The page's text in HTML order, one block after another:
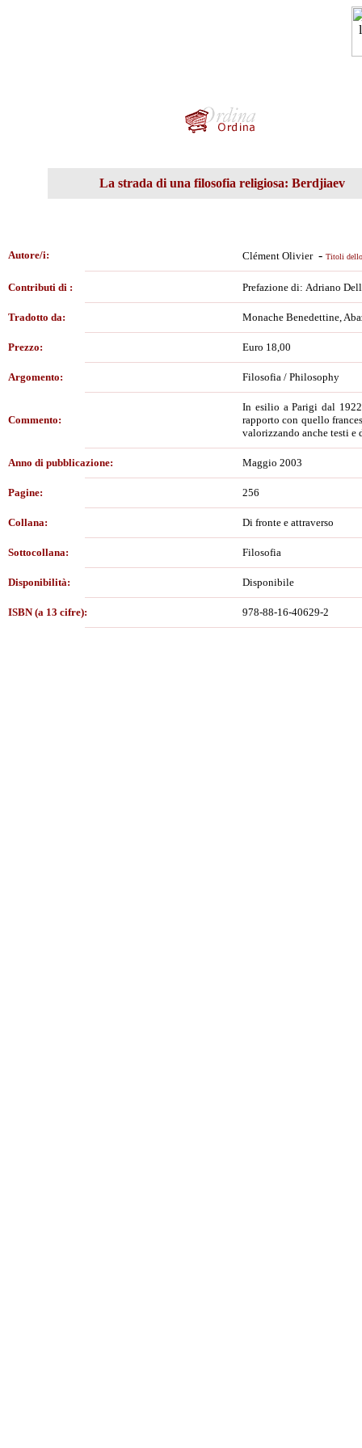
La strada di una filosofia religiosa: Berdjiaev
Autore/i: Clément Olivier - Titoli dello
Contributi di : Prefazione di: Adriano
Tradotto da: Monache Benedettine,
Prezzo: Euro 18,00
Argomento: Filosofia / Philosophy
Commento:
In esilio a Parigi dal
rapporto con quello
valorizzando anche testi
Anno di pubblicazione: Maggio 2003
Pagine: 256
Collana: Di fronte e attraverso
Sottocollana: Filosofia
Disponibilità: Disponibile
ISBN (a 13 cifre): 978-88-16-40629-2